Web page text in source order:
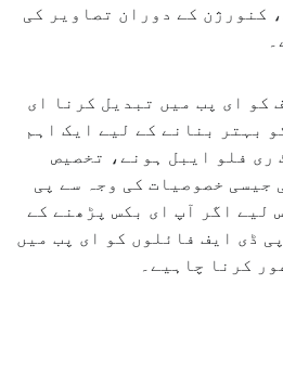
کنورژن کے دوران تصاویر کی
کو ای پب میں تبدیل کرنا ای
بہتر بنانے کے لیے ایک اہم
ری فلو ایبل ہونے، تخصیص
جیسی خصوصیات کی وجہ سے پی
لیے اگر آپ ای بکس پڑھنے کے
ڈی ایف فائلوں کو ای پب میں
کرنا چاہیے۔